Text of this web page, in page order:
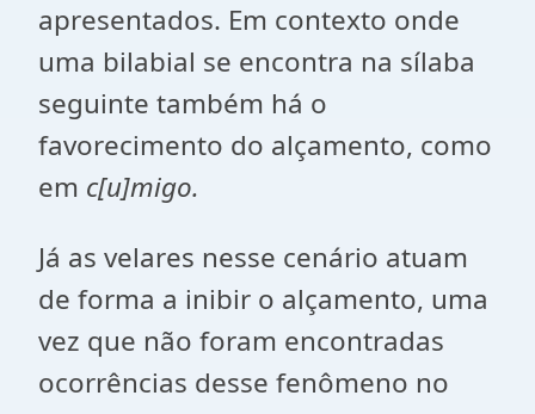
apresentados. Em contexto onde
uma bilabial se encontra na sílaba
seguinte também há o
favorecimento do alçamento, como
em c[u]migo.
Já as velares nesse cenário atuam
de forma a inibir o alçamento, uma
vez que não foram encontradas
ocorrências desse fenômeno no